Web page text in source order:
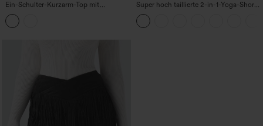
Ein-Schulter-Kurzarm-Top mit
abgerundetem High-Low-Saum,
integriertem BH, gepunktet, lässig
Super hoch taillierte 2-in-1-Yoga-Shorts
mit Gesäßtasche und Seitentasche-
längere Länge